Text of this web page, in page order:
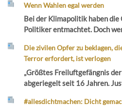
Wenn Wahlen egal werden
Bei der Klimapolitik haben die
Politiker entmachtet. Doch
Die zivilen Opfer zu beklagen,
Terror erfordert, ist verlogen
„Größtes Freiluftgefängnis
abgeriegelt seit 16 Jahren.
#allesdichtmachen: Dicht